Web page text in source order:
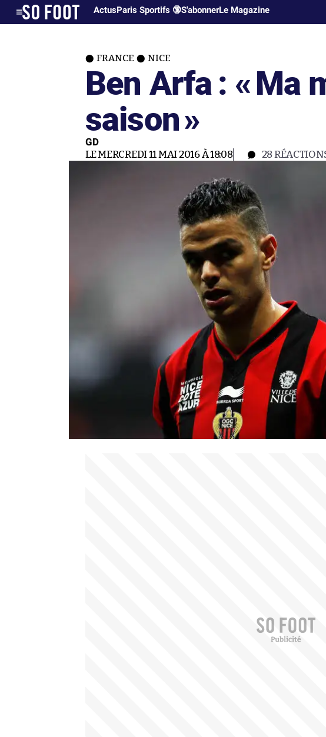
ActusParis Sportifs 🔞S'abonnerLe Magazine
FRANCE NICE
Ben Arfa : «Ma
saison»
GD
LE MERCREDI 11 MAI 2016 À 18:08 28